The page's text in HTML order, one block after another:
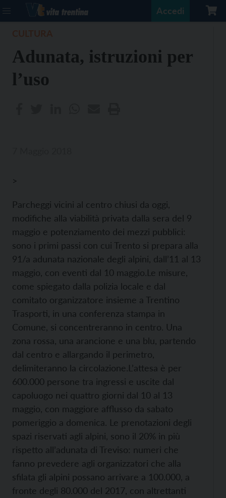
Accedi
Adunata, istruzioni per
l’uso
>
Parcheggi vicini al centro chiusi da oggi,
modifiche alla viabilità privata dalla sera del 9
maggio e potenziamento dei mezzi pubblici:
sono i primi passi con cui Trento si prepara alla
91/a adunata nazionale degli alpini, dall’11 al 13
maggio, con eventi dal 10 maggio.Le misure,
come spiegato dalla polizia locale e dal
comitato organizzatore insieme a Trentino
Trasporti, in una conferenza stampa in
Comune, si concentreranno in centro. Una
zona rossa, una arancione e una blu, partendo
dal centro e allargando il perimetro,
delimiteranno la circolazione.L’attesa è per
600.000 persone tra ingressi e uscite dal
capoluogo nei quattro giorni dal 10 al 13
maggio, con maggiore afflusso da sabato
pomeriggio a domenica. Le prenotazioni degli
spazi riservati agli alpini, sono il 20% in più
rispetto all’adunata di Treviso: numeri che
fanno prevedere agli organizzatori che alla
sfilata gli alpini possano arrivare a 100.000, a
fronte degli 80.000 del 2017, con altrettanti